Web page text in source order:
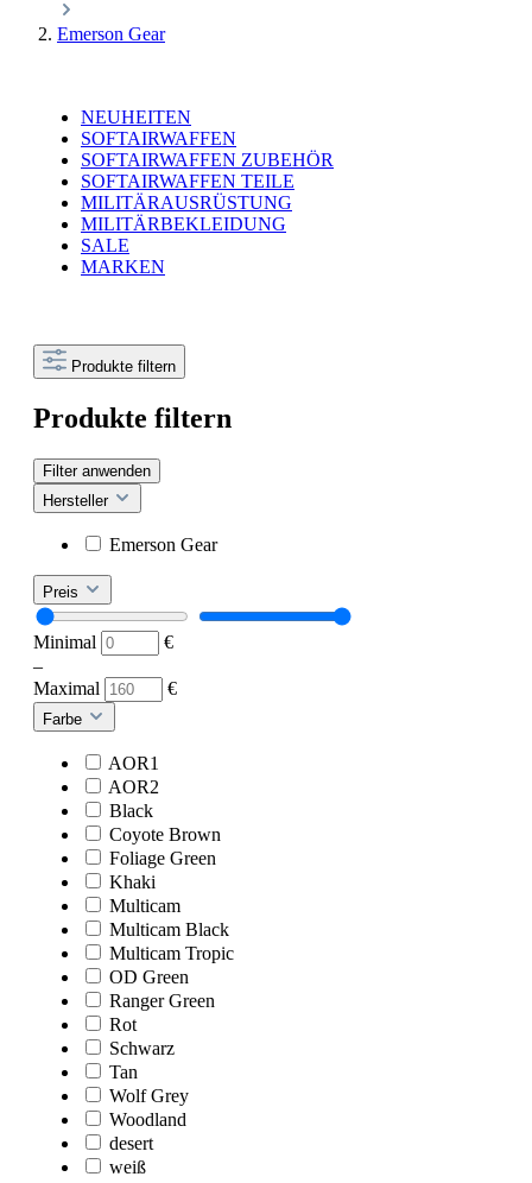
Emerson Gear
NEUHEITEN
SOFTAIRWAFFEN
SOFTAIRWAFFEN ZUBEHÖR
SOFTAIRWAFFEN TEILE
MILITÄRAUSRÜSTUNG
MILITÄRBEKLEIDUNG
SALE
MARKEN
Produkte filtern
Produkte filtern
Filter anwenden
Hersteller
Emerson Gear
Preis
Minimal
€
–
Maximal
€
Farbe
AOR1
AOR2
Black
Coyote Brown
Foliage Green
Khaki
Multicam
Multicam Black
Multicam Tropic
OD Green
Ranger Green
Rot
Schwarz
Tan
Wolf Grey
Woodland
desert
weiß